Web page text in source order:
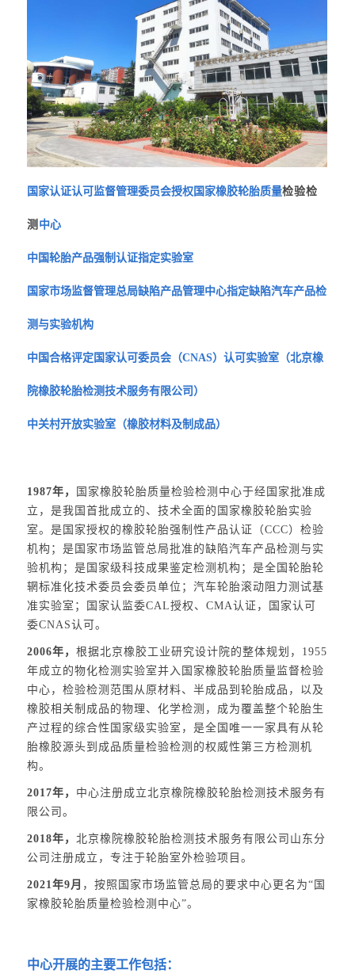
国家认证认可监督管理委员会授权国家橡胶轮胎质量检验检
测 中心
中国轮胎产品强制认证指定实验室
国家市场监督管理总局缺陷产品管理中心指定缺陷汽车产品检
测与实验机构
中国合格评定国家认可委员会（CNAS）认可实验室（北京橡
院橡胶轮胎检测技术服务有限公司）
中关村开放实验室（橡胶材料及制成品）
1987年，
国家橡胶轮胎质量检验检测中心于经国家批准成
立，是我国首批成立的、技术全面的国家橡胶轮胎实验
室。是国家授权的橡胶轮胎强制性产品认证（CCC）检验
机构；是国家市场监管总局批准的缺陷汽车产品检测与实
验机构；是国家级科技成果鉴定检测机构；是全国轮胎轮
辋标准化技术委员会委员单位；汽车轮胎滚动阻力测试基
准实验室；国家认监委CAL授权、CMA认证，国家认可
委CNAS认可。
2006年，根据北京橡胶工业研究设计院的整体规划，1955
年成立的物化检测实验室并入国家橡胶轮胎质量监督检验
中心，检验检测范围从原材料、半成品到轮胎成品，以及
橡胶相关制成品的物理、化学检测，成为覆盖整个轮胎生
产过程的综合性国家级实验室，是全国唯一一家具有从轮
胎橡胶源头到成品质量检验检测的权威性第三方检测机
构。
2017年， 中心注册成立北京橡院橡胶轮胎检测技术服务有
限公司。
2018年，北京橡院橡胶轮胎检测技术服务有限公司山东分
公司注册成立，专注于轮胎室外检验项目。
2021年9月 ，按照国家市场监管总局的要求中心更名为“国
家橡胶轮胎质量检验检测中心”。
中心开展的主要工作包括：